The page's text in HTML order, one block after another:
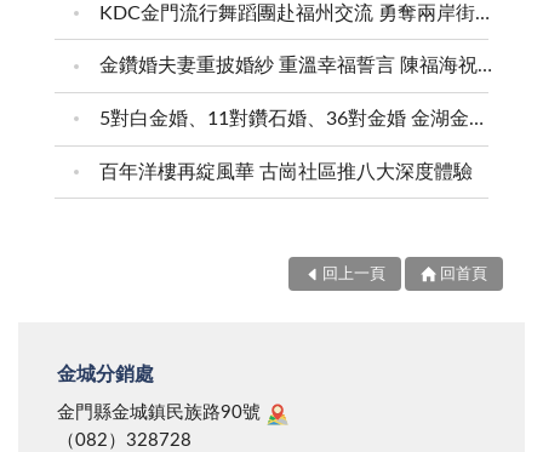
KDC金門流行舞蹈團赴福州交流 勇奪兩岸街舞賽三等獎
金鑽婚夫妻重披婚紗 重溫幸福誓言 陳福海祝福牽手半世紀 情深相守成典範
5對白金婚、11對鑽石婚、36對金婚 金湖金沙夫妻共享榮耀時刻 陳福海表揚金鑽婚夫妻 向半世紀相守家庭典範致敬
百年洋樓再綻風華 古崗社區推八大深度體驗
回上一頁 回首頁
金城分銷處
金門縣金城鎮民族路90號
（082）328728